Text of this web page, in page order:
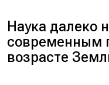
Наука далеко
современным
возрасте